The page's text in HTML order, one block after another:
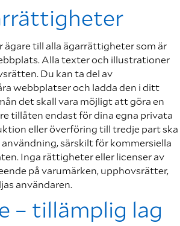
ägare till alla ägarrättigheter som är
Alla texter och illustrationer
Du kan ta del av
webbplatser och ladda den i ditt
det skall vara möjligt att göra en
tillåten endast för dina egna privata
eller överföring till tredje part ska
särskilt för kommersiella
Inga rättigheter eller licenser av
på varumärken, upphovsrätter,
användaren.
– tillämplig lag